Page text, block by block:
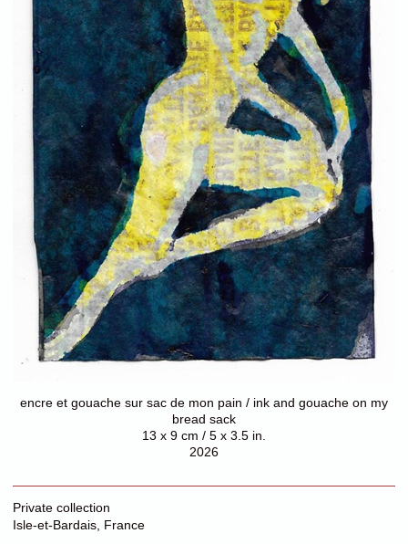
encre et gouache sur sac de mon pain / ink and gouache on my
bread sack
13 x 9 cm / 5 x 3.5 in.
2026
Private collection
Isle-et-Bardais, France